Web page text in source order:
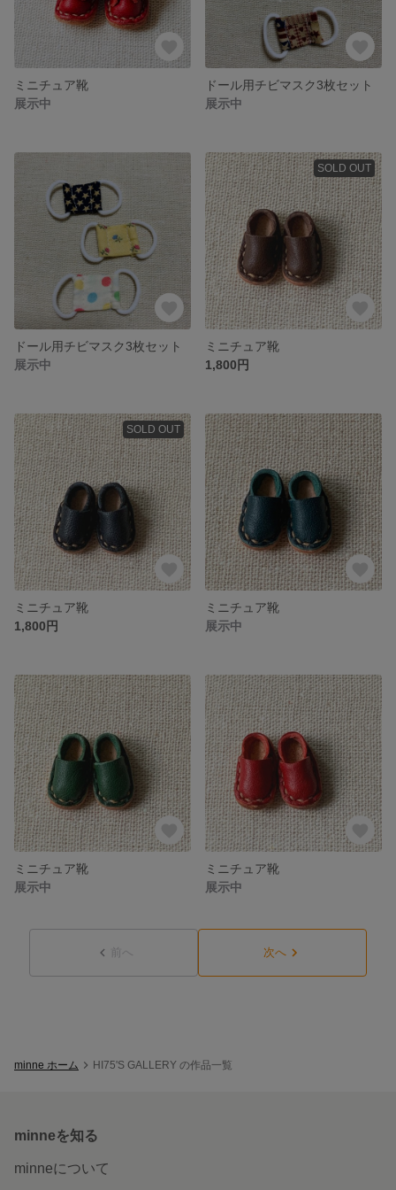
ミニチュア靴
展示中
ドール用チビマスク3枚セット
展示中
ドール用チビマスク3枚セット
展示中
SOLD OUT
ミニチュア靴
1,800円
SOLD OUT
ミニチュア靴
1,800円
ミニチュア靴
展示中
ミニチュア靴
展示中
ミニチュア靴
展示中
前へ 次へ
minne ホーム HI75'S GALLERY の作品一覧
minneを知る
minneについて